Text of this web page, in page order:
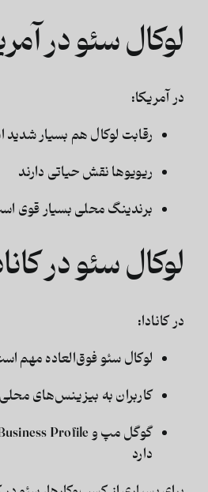
لوکال سئو در
در آمریکا:
رقابت لوکال هم بسیار
ریویوها نقش حیاتی دارند
برندینگ محلی بسیار قوی
لوکال سئو در
در کانادا:
لوکال سئو فوق‌العاده مهم
کاربران به بیزینس‌های
دارد